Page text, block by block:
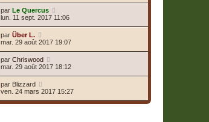
par Le Quercus
lun. 11 sept. 2017 11:06
par Über L.
mar. 29 août 2017 19:07
par Chriswood
mar. 29 août 2017 18:12
par Blizzard
ven. 24 mars 2017 15:27